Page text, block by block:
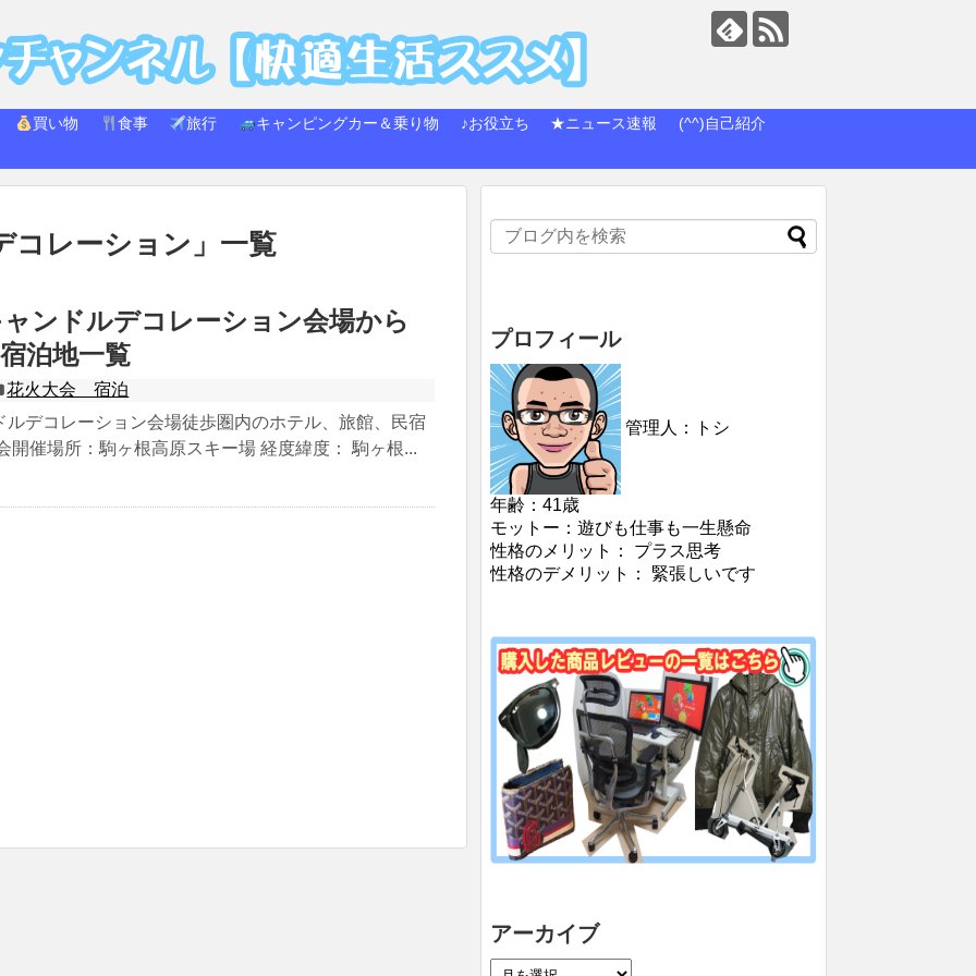
買い物 食事 旅行 キャンピングカー＆乗り物 ♪お役立ち ★ニュース速報 (^^)自己紹介
コレーション 」 一覧
ンドルデコレーション会場から
泊地一覧
花火大会 宿泊
ルデコレーション会場徒歩圏内のホテル、旅館、民宿
開催場所：駒ヶ根高原スキー場 経度緯度： 駒ヶ根...
プロフィール
管理人：トシ
年齢：41歳
モットー：遊びも仕事も一生懸命
性格のメリット： プラス思考
性格のデメリット： 緊張しいです
アーカイブ